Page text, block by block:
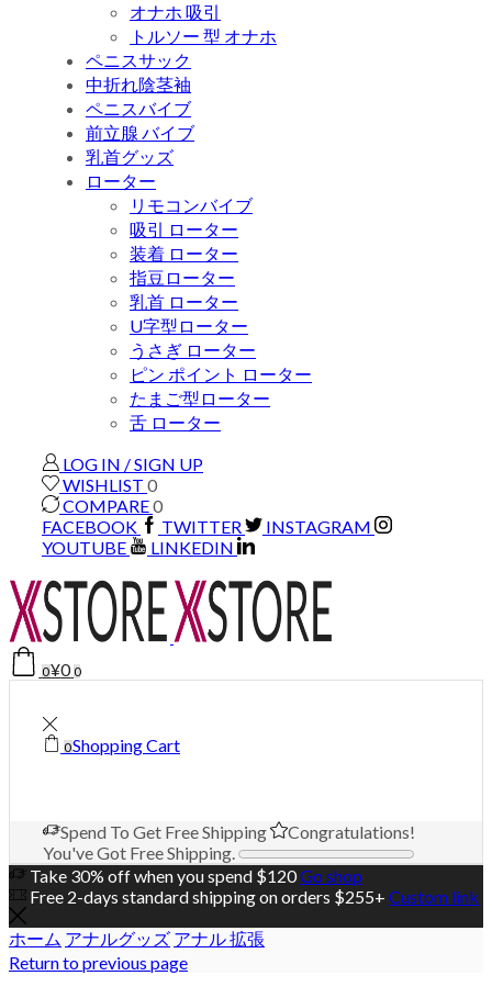
オナホ 吸引
トルソー 型 オナホ
ペニスサック
中折れ陰茎袖
ペニスバイブ
前立腺 バイブ
乳首グッズ
ローター
リモコンバイブ
吸引 ローター
装着 ローター
指豆ローター
乳首 ローター
U字型ローター
うさぎ ローター
ピン ポイント ローター
たまご型ローター
舌 ローター
LOG IN / SIGN UP
WISHLIST 0
COMPARE0
FACEBOOK
TWITTER
INSTAGRAM
YOUTUBE
LINKEDIN
0¥0 0
0Shopping Cart
Spend To Get Free Shipping
Congratulations!
You've Got Free Shipping.
Take 30% off when you spend $120Go shop
Free 2-days standard shipping on orders $255+ Custom link
ホーム アナルグッズ アナル 拡張
Return to previous page